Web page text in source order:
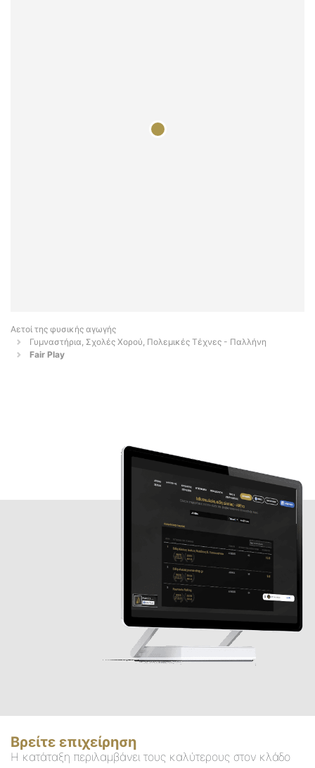
Αετοί της φυσικής αγωγής
Γυμναστήρια, Σχολές Χορού, Πολεμικές Τέχνες - Παλλήνη
Fair Play
Βρείτε επιχείρηση
Η κατάταξη περιλαμβάνει τους καλύτερους στον κλάδο